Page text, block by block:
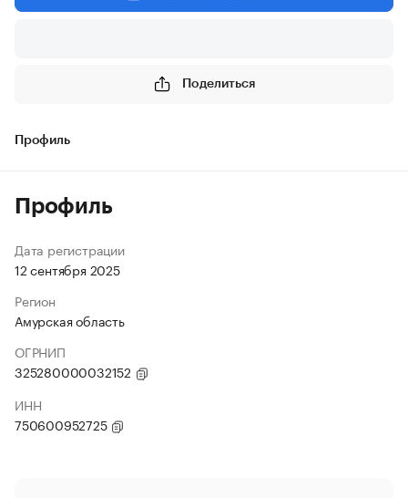
Поделиться
Профиль
Профиль
Дата регистрации
12 сентября 2025
Регион
Амурская область
ОГРНИП
325280000032152
ИНН
750600952725